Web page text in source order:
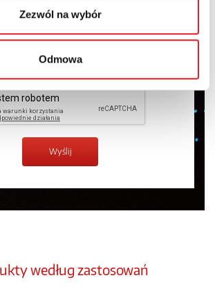
Zezwól na wybór
Odmowa
danych osobowych w
według zastosowań